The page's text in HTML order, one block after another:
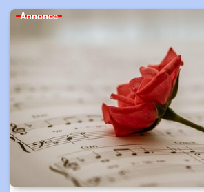
Annonce